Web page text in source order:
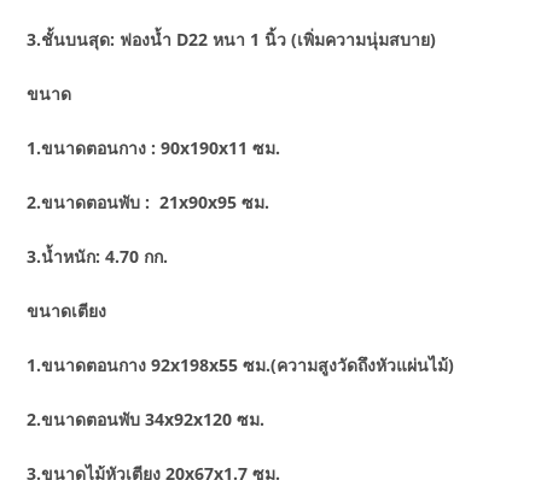
3.ชั้นบนสุด: ฟองน้ำ D22 หนา 1 นิ้ว (เพิ่มความนุ่มสบาย)
ขนาด
1.ขนาดตอนกาง : 90x190x11 ซม.
2.ขนาดตอนพับ : 21x90x95 ซม.
3.น้ำหนัก: 4.70 กก.
ขนาดเตียง
1.ขนาดตอนกาง 92x198x55 ซม.(ความสูงวัดถึงหัวแผ่นไม้)
2.ขนาดตอนพับ 34x92x120 ซม.
3.ขนาดไม้หัวเตียง 20x67x1.7 ซม.